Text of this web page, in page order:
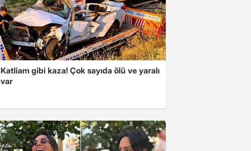
Katliam gibi kaza! Çok sayıda ölü ve yaralı
var